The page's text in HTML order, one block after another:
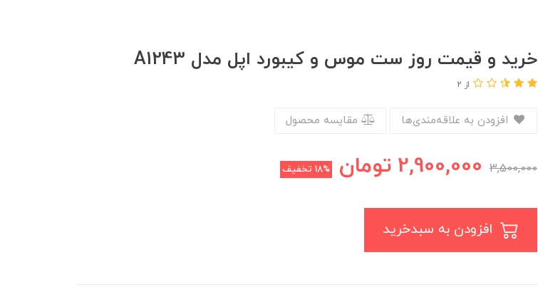
خرید و قیمت روز ست موس و کیبورد اپل مدل A1243
از 2
مقایسه محصول
3,500,000
2,900,000 تومان 18% تخفیف